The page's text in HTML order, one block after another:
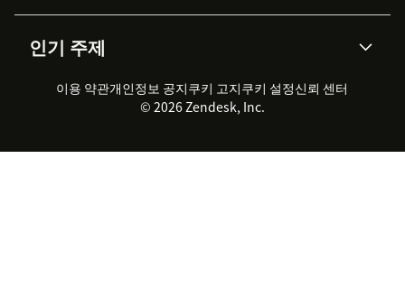
워크포스 관리
실시간 채팅
클라이언트 포털
AI 리서치
이벤트 & 웨비나
고객 사례
채용 정보
지속 가능성 보고서
Zendesk Foundation
법적 정보
인기 주제
2026 CX 트렌드
제품 업데이트
고객 서비스 소프트웨어
헬프 데스크 통합 티켓 관리 소
이용 약관개인정보 공지쿠키 고지쿠키 설정신뢰 센터
© 2026 Zendesk, Inc.